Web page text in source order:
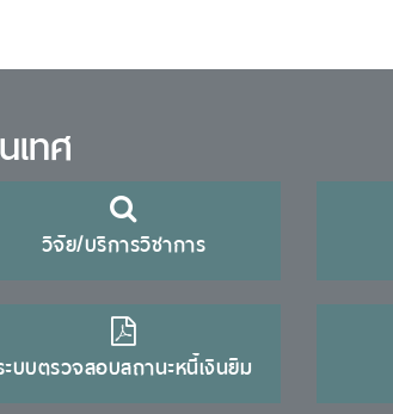
เทศ
วิจัย/บริการวิชาการ
ะบบตรวจสอบสถานะหนี้เงินยืม